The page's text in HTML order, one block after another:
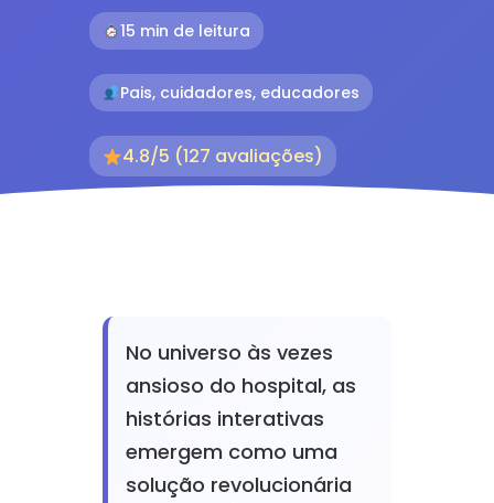
15 min de leitura
Pais, cuidadores, educadores
4.8/5 (127 avaliações)
No universo às vezes
ansioso do hospital, as
histórias interativas
emergem como uma
solução revolucionária